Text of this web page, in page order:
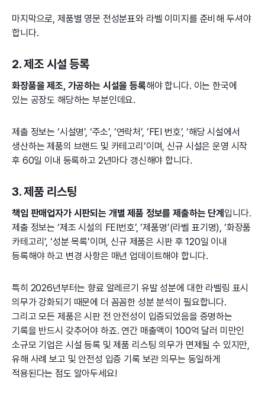
마지막으로, 제품별 영문 전성분표와 라벨 이미지를 준비해 두셔야
합니다.
2. 제조 시설 등록
화장품을 제조, 가공하는 시설을 등록해야 합니다. 이는 한국에
있는 공장도 해당하는 부분인데요.
제출 정보는 ‘시설명’, ‘주소’, ‘연락처’, ‘FEI 번호’, ‘해당 시설에서
생산하는 제품의 브랜드 및 카테고리’이며, 신규 시설은 운영 시작
후 60일 이내 등록하고 2년마다 갱신해야 합니다.
3. 제품 리스팅
책임 판매업자가 시판되는 개별 제품 정보를 제출하는 단계 입니다.
제출 정보는 ‘제조 시설의 FEI번호’, ‘제품명’(라벨 표기명), ‘화장품
카테고리’, ‘성분 목록’이며, 신규 제품은 시판 후 120일 이내
등록해야 하고 변경 사항은 매년 업데이트해야 합니다.
특히 2026년부터는 향료 알레르기 유발 성분에 대한 라벨링 표시
의무가 강화되기 때문에 더 꼼꼼한 성분 분석이 필요합니다.
그리고 모든 제품은 시판 전 안전성이 입증되었음을 증명하는
기록을 반드시 갖추어야 하죠. 연간 매출액이 100억 달러 미만인
소규모 기업은 시설 등록 및 제품 리스팅 의무가 면제될 수 있지만,
유해 사례 보고 및 안전성 입증 기록 보관 의무는 동일하게
적용된다는 점도 알아두세요!